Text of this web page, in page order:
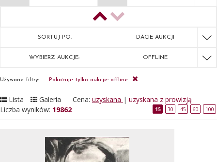
SORTUJ PO: DACIE AUKCJI
WYBIERZ AUKCJE: OFFLINE
Używane filtry: Pokazuje tylko aukcje: offline
Lista Galeria Cena: uzyskana | uzyskana z prowizją
Liczba wyników: 19862 15 30 45 60 100